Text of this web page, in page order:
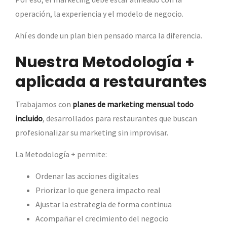
operación, la experiencia y el modelo de negocio.
Ahí es donde un plan bien pensado marca la diferencia.
Nuestra Metodología +
aplicada a restaurantes
Trabajamos con planes de marketing mensual todo
incluido, desarrollados para restaurantes que buscan
profesionalizar su marketing sin improvisar.
La Metodología + permite:
Ordenar las acciones digitales
Priorizar lo que genera impacto real
Ajustar la estrategia de forma continua
Acompañar el crecimiento del negocio